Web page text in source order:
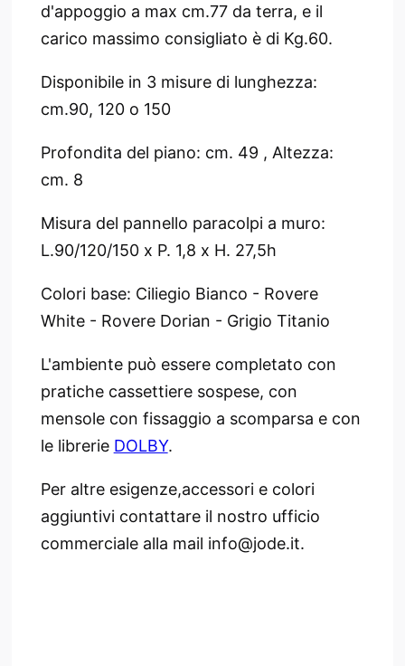
d'appoggio a max cm.77 da terra, e il
carico massimo consigliato è di Kg.60.
Disponibile in 3 misure di lunghezza:
cm.90, 120 o 150
Profondita del piano: cm. 49 , Altezza:
cm. 8
Misura del pannello paracolpi a muro:
L.90/120/150 x P. 1,8 x H. 27,5h
Colori base: Ciliegio Bianco - Rovere
White - Rovere Dorian - Grigio Titanio
L'ambiente può essere completato con
pratiche cassettiere sospese, con
mensole con fissaggio a scomparsa e con
le librerie DOLBY.
Per altre esigenze,accessori e colori
aggiuntivi contattare il nostro ufficio
commerciale alla mail info@jode.it.